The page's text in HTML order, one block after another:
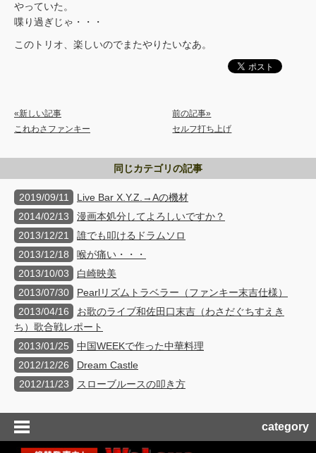
やっていた。
喋り過ぎじゃ・・・
このトリオ、楽しいのでまたやりたいなあ。
«新しい記事
これわさファンキー
前の記事»
セルフ打ち上げ
同じカテゴリの記事
2019/09/11
Live Bar X.Y.Z.→Aの機材
2014/02/13
漫画本処分してよろしいですか？
2013/12/21
誰でも叩けるドラムソロ
2013/12/18
喉が痛い・・・
2013/10/03
白崎映美
2013/07/30
Pearlリズムトラベラー（ファンキー末吉仕様）
2013/04/16
お歌のライブ和佐田口末吉（わさだぐちすえき
ち）歌合戦レポート
2013/01/25
中国WEEKで作った中華料理
2012/12/26
Dream Castle
2012/11/23
スローブルースの叩き方
category